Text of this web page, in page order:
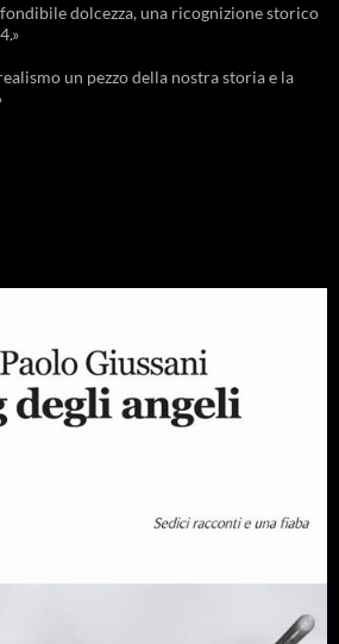
dolcezza, una ricognizione storico
un pezzo della nostra storia e la